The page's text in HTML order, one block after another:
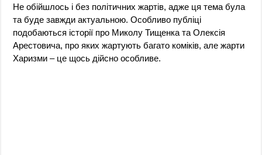
Не обійшлось і без політичних жартів, адже ця тема була
та буде завжди актуальною. Особливо публіці
подобаються історії про Миколу Тищенка та Олексія
Арестовича, про яких жартують багато коміків, але жарти
Харизми – це щось дійсно особливе.